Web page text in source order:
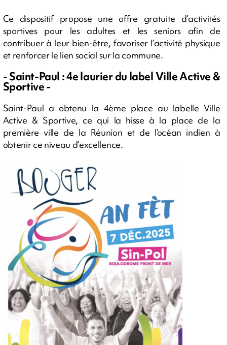
Ce dispositif propose une offre gratuite d’activités
sportives pour les adultes et les seniors afin de
contribuer à leur bien-être, favoriser l’activité physique
et renforcer le lien social sur la commune.
- Saint-Paul : 4e laurier du label Ville Active &
Sportive -
Saint-Paul a obtenu la 4ème place au labelle Ville
Active & Sportive, ce qui la hisse à la place de la
première ville de la Réunion et de l’océan indien à
obtenir ce niveau d’excellence.